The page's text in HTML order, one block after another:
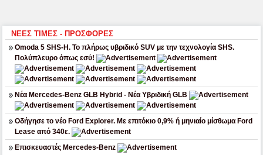
ΝΕΕΣ ΤΙΜΕΣ - ΠΡΟΣΦΟΡΕΣ
Omoda 5 SHS-H. Το πλήρως υβριδικό SUV με την τεχνολογία SHS.
Πολύπλευρο όπως εσύ!
Νέα Mercedes-Benz GLB Hybrid - Νέα Υβριδική GLB
Οδήγησε το νέο Ford Explorer. Με επιτόκιο 0,9% ή μηνιαίο μίσθωμα Ford
Lease από 340ε.
Επισκευαστές Mercedes-Benz